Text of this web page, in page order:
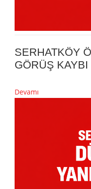
SERHATKÖY
GÖRÜŞ KAYBI
Devamı